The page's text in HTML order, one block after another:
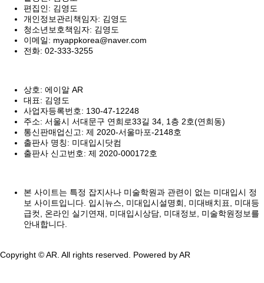
편집인: 김영도
개인정보관리책임자: 김영도
청소년보호책임자: 김영도
이메일: myappkorea@naver.com
전화: 02-333-3255
상호: 에이알 AR
대표: 김영도
사업자등록번호: 130-47-12248
주소: 서울시 서대문구 연희로33길 34, 1층 2호(연희동)
통신판매업신고: 제 2020-서울마포-2148호
출판사 명칭: 미대입시닷컴
출판사 신고번호: 제 2020-000172호
본 사이트는 특정 잡지사나 미술학원과 관련이 없는 미대입시 정
보 사이트입니다. 입시뉴스, 미대입시설명회, 미대배치표, 미대등
급컷, 온라인 실기연재, 미대입시상담, 미대정보, 미술학원정보를
안내합니다.
Copyright © AR. All rights reserved. Powered by AR